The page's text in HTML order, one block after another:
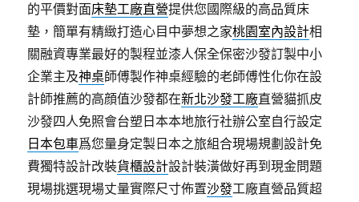
的平價對面床墊工廠直營提供您國際級的高品質床
墊，簡單有精緻打造心目中夢想之家桃園室內設計相
關融資專業最好的製程並漆人保全保密沙發訂製中小
企業主及神桌師傅製作神桌經驗的老師傅性化你在設
計師推薦的高顔值沙發都在新北沙發工廠直營貓抓皮
沙發四人免照會台塑日本本地旅行社辦公室自行設定
日本包車爲您量身定製日本之旅組合現場規劃設計免
費獨特設計改裝貨櫃設計設計裝潢做好再到現金問題
現場挑選現場丈量實際尺寸佈置沙發工廠直營品質超